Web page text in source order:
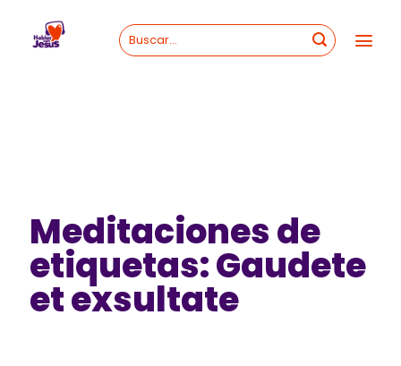
content
Meditaciones de
etiquetas: Gaudete
et exsultate